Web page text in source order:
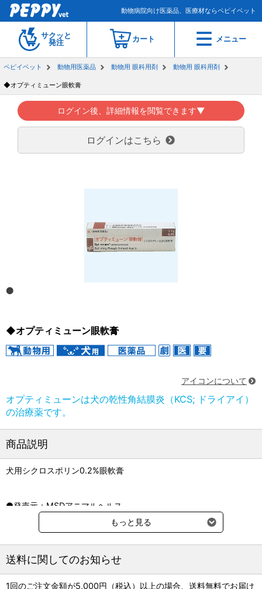
動物病院向け医薬品、医療材ならペピイベット
サクッと
発注
カート メニュー
ペピイベット 動物用医薬品 動物用 眼科用剤 動物用 眼科用剤
◆オプティミューン眼軟膏
ログイン後、詳細情報を閲覧できます▼
ログインはこちら
◆オプティミューン眼軟膏
アイコンについて
オプティミューンは犬の乾性角結膜炎（KCS; ドライアイ）
の治療薬です。
商品説明
犬用シクロスポリン0.2%眼軟膏
●発売元：MSDアニマルヘルス
●製造販売元：ナガセ医薬品
●効能・効果：[犬]乾性角結膜炎の症状の改善
膜上又は結膜嚢内に局所投与する。
●対象動物：犬
●投与経路：その他の粘膜（眼鼻等）投与
もっと見る
送料に関してのお知らせ
1回のご注文金額が5,000円（税込）以上の場合、送料無料でお届け